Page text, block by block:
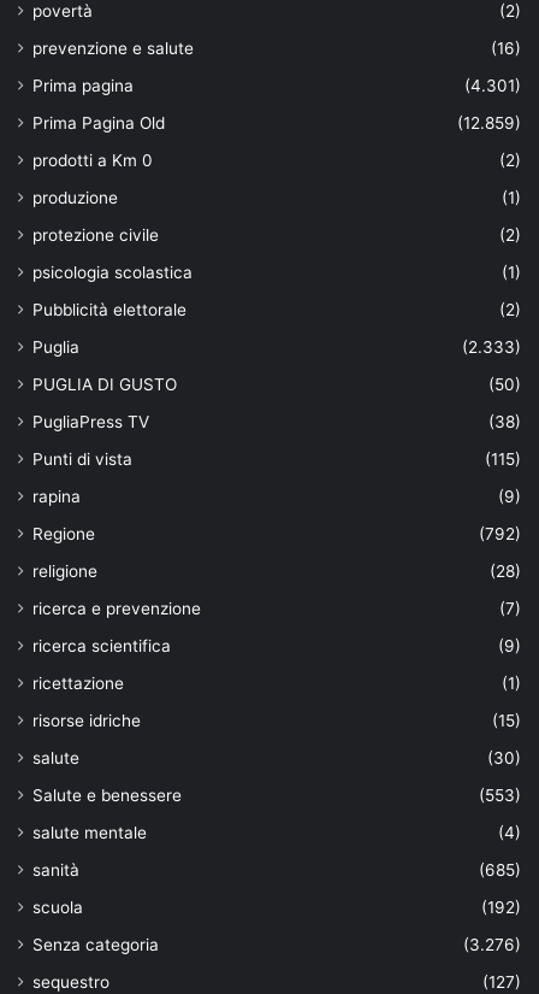
povertà
(2)
prevenzione e salute
(16)
Prima pagina
(4.301)
Prima Pagina Old
(12.859)
prodotti a Km 0
(2)
produzione
(1)
protezione civile
(2)
psicologia scolastica
(1)
Pubblicità elettorale
(2)
Puglia
(2.333)
PUGLIA DI GUSTO
(50)
PugliaPress TV
(38)
Punti di vista
(115)
rapina
(9)
Regione
(792)
religione
(28)
ricerca e prevenzione
(7)
ricerca scientifica
(9)
ricettazione
(1)
risorse idriche
(15)
salute
(30)
Salute e benessere
(553)
salute mentale
(4)
sanità
(685)
scuola
(192)
Senza categoria
(3.276)
sequestro
(127)